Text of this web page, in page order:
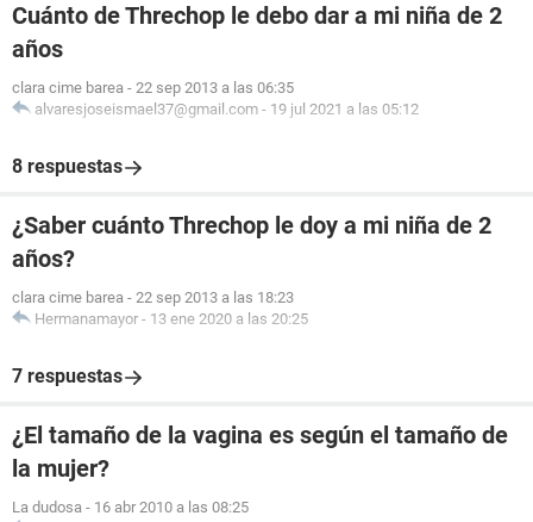
Cuánto de Threchop le debo dar a mi niña de 2
años
clara cime barea - 22 sep 2013 a las 06:35
alvaresjoseismael37@gmail.com - 19 jul 2021 a las 05:12
8 respuestas
¿Saber cuánto Threchop le doy a mi niña de 2
años?
clara cime barea - 22 sep 2013 a las 18:23
Hermanamayor - 13 ene 2020 a las 20:25
7 respuestas
¿El tamaño de la vagina es según el tamaño de
la mujer?
La dudosa - 16 abr 2010 a las 08:25